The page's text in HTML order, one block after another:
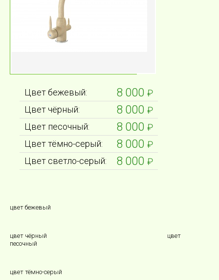
Цвет бежевый: 8 000 ₽
Цвет чёрный: 8 000 ₽
Цвет песочный: 8 000 ₽
Цвет тёмно-серый: 8 000 ₽
Цвет светло-серый: 8 000 ₽
цвет бежевый
цвет чёрный цвет
песочный
цвет тёмно-серый